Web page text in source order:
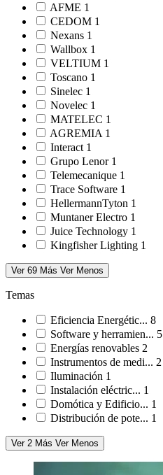
AFME 1
CEDOM 1
Nexans 1
Wallbox 1
VELTIUM 1
Toscano 1
Sinelec 1
Novelec 1
MATELEC 1
AGREMIA 1
Interact 1
Grupo Lenor 1
Telemecanique 1
Trace Software 1
HellermannTyton 1
Muntaner Electro 1
Juice Technology 1
Kingfisher Lighting 1
Ver 69 Más Ver Menos
Temas
Eficiencia Energétic... 8
Software y herramien... 5
Energías renovables 2
Instrumentos de medi... 2
Iluminación 1
Instalación eléctric... 1
Domótica y Edificio... 1
Distribución de pote... 1
Ver 2 Más Ver Menos